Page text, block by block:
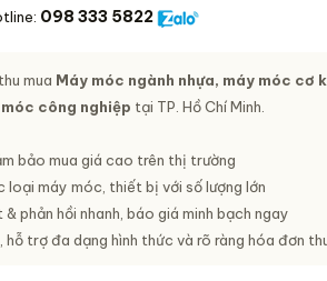
098 333 5822
mua Máy móc ngành nhựa, máy móc cơ
công nghiệp tại TP. Hồ Chí Minh.
bảo mua giá cao trên thị trường
loại máy móc, thiết bị với số lượng lớn
phản hồi nhanh, báo giá minh bạch ngay
hỗ trợ đa dạng hình thức và rõ ràng hóa đơn